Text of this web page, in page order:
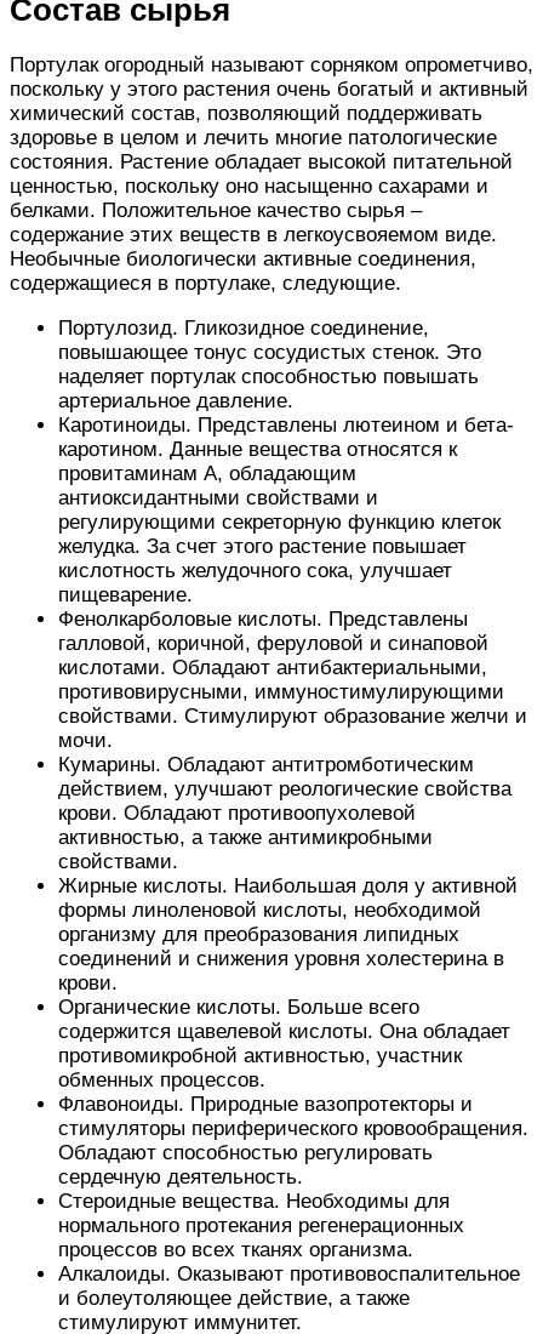
Состав сырья
Портулак огородный называют сорняком опрометчиво,
поскольку у этого растения очень богатый и активный
химический состав, позволяющий поддерживать
здоровье в целом и лечить многие патологические
состояния. Растение обладает высокой питательной
ценностью, поскольку оно насыщенно сахарами и
белками. Положительное качество сырья –
содержание этих веществ в легкоусвояемом виде.
Необычные биологически активные соединения,
содержащиеся в портулаке, следующие.
Портулозид. Гликозидное соединение,
повышающее тонус сосудистых стенок. Это
наделяет портулак способностью повышать
артериальное давление.
Каротиноиды. Представлены лютеином и бета-
каротином. Данные вещества относятся к
провитаминам А, обладающим
антиоксидантными свойствами и
регулирующими секреторную функцию клеток
желудка. За счет этого растение повышает
кислотность желудочного сока, улучшает
пищеварение.
Фенолкарболовые кислоты. Представлены
галловой, коричной, феруловой и синаповой
кислотами. Обладают антибактериальными,
противовирусными, иммуностимулирующими
свойствами. Стимулируют образование желчи и
мочи.
Кумарины. Обладают антитромботическим
действием, улучшают реологические свойства
крови. Обладают противоопухолевой
активностью, а также антимикробными
свойствами.
Жирные кислоты. Наибольшая доля у активной
формы линоленовой кислоты, необходимой
организму для преобразования липидных
соединений и снижения уровня холестерина в
крови.
Органические кислоты. Больше всего
содержится щавелевой кислоты. Она обладает
противомикробной активностью, участник
обменных процессов.
Флавоноиды. Природные вазопротекторы и
стимуляторы периферического кровообращения.
Обладают способностью регулировать
сердечную деятельность.
Стероидные вещества. Необходимы для
нормального протекания регенерационных
процессов во всех тканях организма.
Алкалоиды. Оказывают противовоспалительное
и болеутоляющее действие, а также
стимулируют иммунитет.